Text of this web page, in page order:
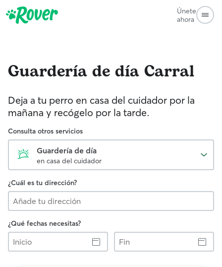
Únete
ahora
Guardería de día Carral
Deja a tu perro en casa del cuidador por la
mañana y recógelo por la tarde.
Consulta otros servicios
Guardería de día
en casa del cuidador
¿Cuál es tu dirección?
¿Qué fechas necesitas?
Inicio
Fin